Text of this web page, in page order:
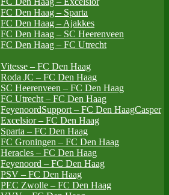
FC Den Haag – Sparta
FC Den Haag – Ajakkes
FC Den Haag – SC Heerenveen
FC Den Haag – FC Utrecht
Vitesse – FC Den Haag
Roda JC – FC Den Haag
SC Heerenveen – FC Den Haag
FC Utrecht – FC Den Haag
FeyenoordSupport – FC Den HaagCasper
Excelsior – FC Den Haag
Sparta – FC Den Haag
FC Groningen – FC Den Haag
Heracles – FC Den Haag
Feyenoord – FC Den Haag
PSV – FC Den Haag
PEC Zwolle – FC Den Haag